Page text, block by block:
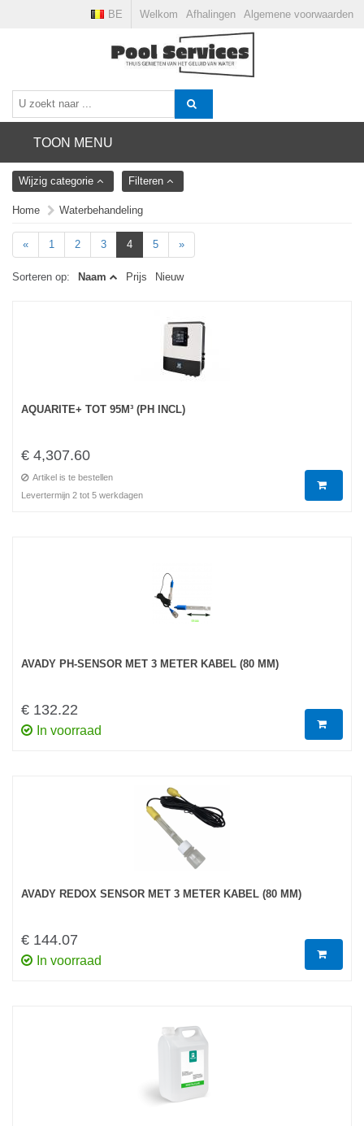
Welkom Afhalingen Algemene voorwaarden
BE
TOON MENU
Wijzig categorie Filteren
Home Waterbehandeling
« 1 2 3 4 5 »
Sorteren op: Naam Prijs Nieuw
AQUARITE+ TOT 95M³ (PH INCL)
€ 4,307.60
Artikel is te bestellen
Levertermijn 2 tot 5 werkdagen
AVADY PH-SENSOR MET 3 METER KABEL (80 MM)
€ 132.22
In voorraad
AVADY REDOX SENSOR MET 3 METER KABEL (80 MM)
€ 144.07
In voorraad